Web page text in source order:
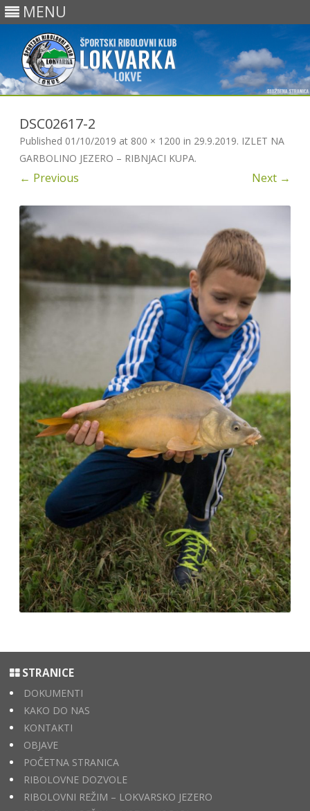
MENU
DSC02617-2
Published 01/10/2019 at 800 × 1200 in 29.9.2019. IZLET NA
GARBOLINO JEZERO – RIBNJACI KUPA.
← Previous Next →
STRANICE
DOKUMENTI
KAKO DO NAS
KONTAKTI
OBJAVE
POČETNA STRANICA
RIBOLOVNE DOZVOLE
RIBOLOVNI REŽIM – LOKVARSKO JEZERO